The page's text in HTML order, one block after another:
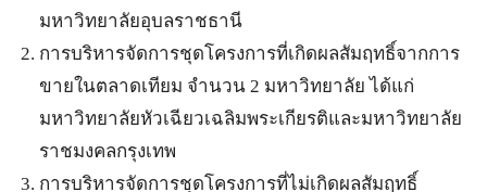
มหาวิทยาลัยอุบลราชธานี
การบริหารจัดการชุดโครงการที่เกิดผลสัมฤทธิ์จากการ
ขายในตลาดเทียม จำนวน 2 มหาวิทยาลัย ได้แก่
มหาวิทยาลัยหัวเฉียวเฉลิมพระเกียรติและมหาวิทยาลัย
ราชมงคลกรุงเทพ
การบริหารจัดการชุดโครงการที่ไม่เกิดผลสัมฤทธิ์